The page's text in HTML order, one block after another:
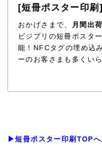
[短冊ポスター印
おかげさまで、 月間出
ビジプリの短冊ポスタ
能！NFCタグの埋め込
ーのお客さまも多くい
最高品質の素材で作る
▶短冊ポスター印刷TOPへ